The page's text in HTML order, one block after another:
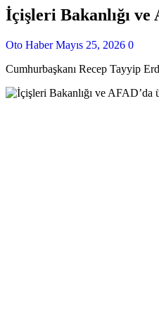
İçişleri Bakanlığı ve
Oto HaberMayıs 25, 2026 0
Cumhurbaşkanı Recep Tayyip